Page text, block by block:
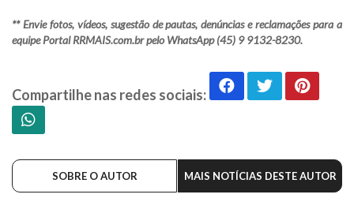
** Envie fotos, vídeos, sugestão de pautas, denúncias e reclamações para a
equipe Portal RRMAIS.com.br pelo WhatsApp (45) 9 9132-8230.
Compartilhe nas redes sociais:
SOBRE O AUTOR MAIS NOTÍCIAS DESTE AUTOR